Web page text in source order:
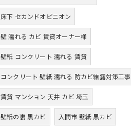
床下 セカンドオピニオン
壁 濡れる カビ 賃貸オーナー様
壁紙 コンクリート 濡れる 賃貸
コンクリート 壁紙 濡れる 防カビ結露対策工事
賃貸 マンション 天井 カビ 埼玉
壁紙の裏 黒カビ 入間市 壁紙 黒カビ